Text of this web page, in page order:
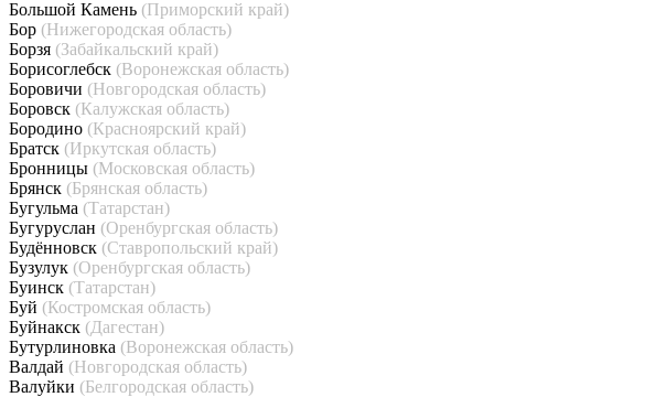
Большой Камень (Приморский край)
Бор (Нижегородская область)
Борзя (Забайкальский край)
Борисоглебск (Воронежская область)
Боровичи (Новгородская область)
Боровск (Калужская область)
Бородино (Красноярский край)
Братск (Иркутская область)
Бронницы (Московская область)
Брянск (Брянская область)
Бугульма (Татарстан)
Бугуруслан (Оренбургская область)
Будённовск (Ставропольский край)
Бузулук (Оренбургская область)
Буинск (Татарстан)
Буй (Костромская область)
Буйнакск (Дагестан)
Бутурлиновка (Воронежская область)
Валдай (Новгородская область)
Валуйки (Белгородская область)